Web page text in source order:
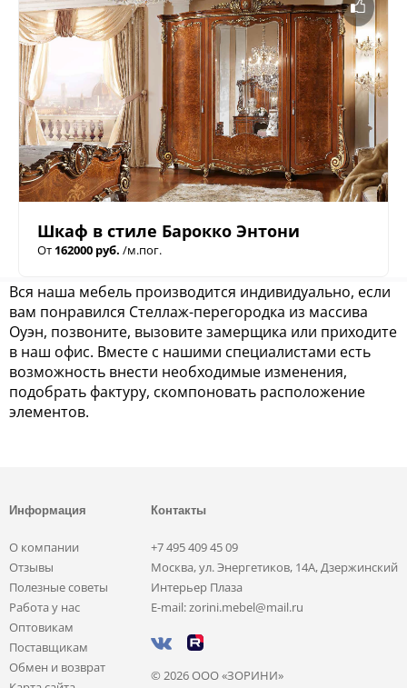
Шкаф в стиле Барокко Энтони
От 162000 руб. /м.пог.
Вся наша мебель производится индивидуально, если
вам понравился Стеллаж-перегородка из массива
Оуэн, позвоните, вызовите замерщика или приходите
в наш офис. Вместе с нашими специалистами есть
возможность внести необходимые изменения,
подобрать фактуру, скомпоновать расположение
элементов.
Информация
О компании
Отзывы
Полезные советы
Работа у нас
Оптовикам
Поставщикам
Обмен и возврат
Контакты
+7 495 409 45 09
Москва, ул. Энергетиков, 14А, Дзержинский
Интерьер Плаза
E-mail: zorini.mebel@mail.ru
© 2026 ООО «ЗОРИНИ»